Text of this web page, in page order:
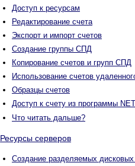
Доступ к ресурсам
Редактирование счета
Экспорт и импорт счетов
Создание группы СПД
Копирование счетов и групп СПД
Использование счетов
Образцы счетов
Доступ к счету из программы NET
Что читать дальше?
Ресурсы серверов
Создание разделяемых дисковых